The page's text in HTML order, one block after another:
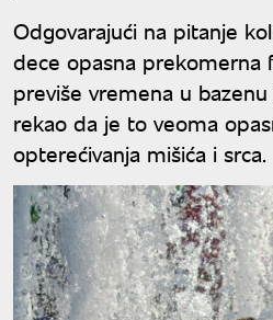
Odgovarajući na pitanje
dece opasna prekomerna
previše vremena u
rekao da je to veoma
opterećivanja mišića i srca.